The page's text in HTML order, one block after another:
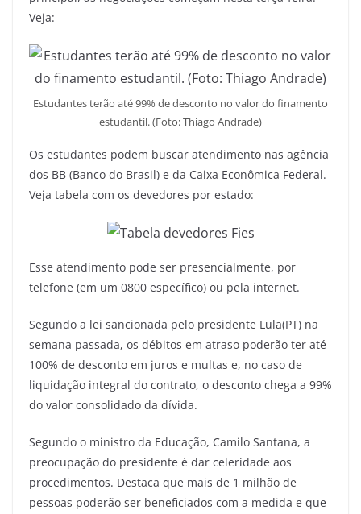
Veja:
Estudantes terão até 99% de desconto no valor do finamento
estudantil. (Foto: Thiago Andrade)
Os estudantes podem buscar atendimento nas agência
dos BB (Banco do Brasil) e da Caixa Econômica Federal.
Veja tabela com os devedores por estado:
Esse atendimento pode ser presencialmente, por
telefone (em um 0800 específico) ou pela internet.
Segundo a lei sancionada pelo presidente Lula(PT) na
semana passada, os débitos em atraso poderão ter até
100% de desconto em juros e multas e, no caso de
liquidação integral do contrato, o desconto chega a 99%
do valor consolidado da dívida.
Segundo o ministro da Educação, Camilo Santana, a
preocupação do presidente é dar celeridade aos
procedimentos. Destaca que mais de 1 milhão de
pessoas poderão ser beneficiados com a medida e que